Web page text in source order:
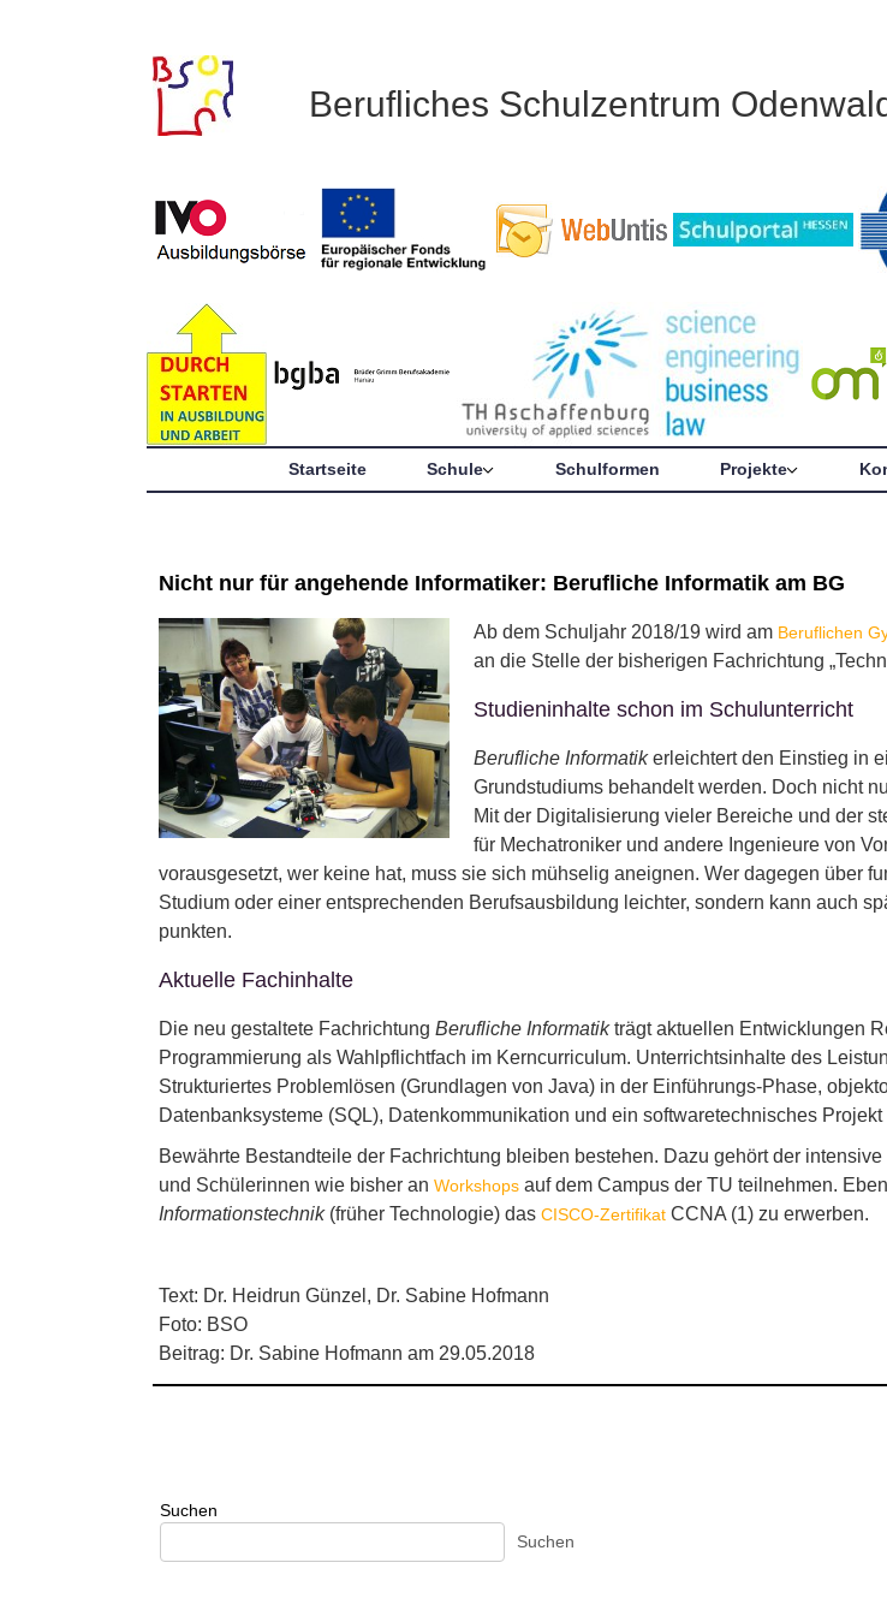
Berufliches Schulzentrum
Startseite Schule Schulformen Projekte
Nicht nur für angehende Informatiker: Berufliche Informatik am BG
Ab dem Schuljahr 2018/19 wird am Beruflichen
an die Stelle der bisherigen Fachrichtung
Studieninhalte schon im Schulunterricht
Berufliche Informatikerleichtert den Einstieg in
Grundstudiums behandelt werden. Doch nicht
Mit der Digitalisierung vieler Bereiche und der
für Mechatroniker und andere Ingenieure von
vorausgesetzt, wer keine hat, muss sie sich mühselig aneignen. Wer dagegen über
Studium oder einer entsprechenden Berufsausbildung leichter, sondern kann auch
punkten.
Aktuelle Fachinhalte
Die neu gestaltete Fachrichtung Berufliche Informatikträgt aktuellen Entwicklungen
Programmierung als Wahlpflichtfach im Kerncurriculum. Unterrichtsinhalte des
Strukturiertes Problemlösen (Grundlagen von Java) in der Einführungs-Phase,
Datenbanksysteme (SQL), Datenkommunikation und ein softwaretechnisches
Bewährte Bestandteile der Fachrichtung bleiben bestehen. Dazu gehört der
und Schülerinnen wie bisher an Workshops auf dem Campus der TU teilnehmen.
Informationstechnik(früher Technologie) das CISCO-Zertifikat CCNA (1) zu erwerben.
Text: Dr. Heidrun Günzel, Dr. Sabine Hofmann
Foto: BSO
Beitrag: Dr. Sabine Hofmann am 29.05.2018
Suchen
Suchen